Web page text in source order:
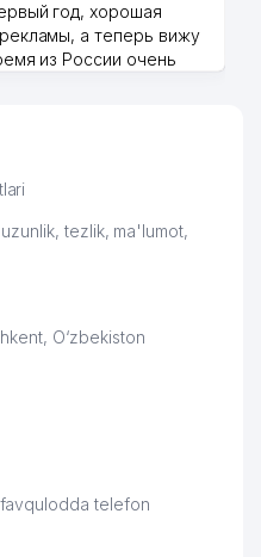
год, хорошая
а теперь вижу
из России очень
tezlik, ma'lumot,
O‘zbekiston
telefon